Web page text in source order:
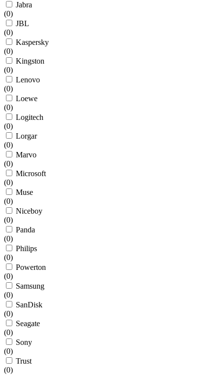
Jabra
(0)
JBL
(0)
Kaspersky
(0)
Kingston
(0)
Lenovo
(0)
Loewe
(0)
Logitech
(0)
Lorgar
(0)
Marvo
(0)
Microsoft
(0)
Muse
(0)
Niceboy
(0)
Panda
(0)
Philips
(0)
Powerton
(0)
Samsung
(0)
SanDisk
(0)
Seagate
(0)
Sony
(0)
Trust
(0)